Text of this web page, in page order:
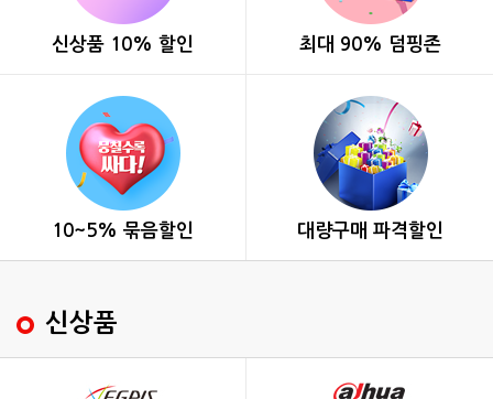
신상품 10% 할인 최대 90% 덤핑존
10~5% 묶음할인 대량구매 파격할인
신상품